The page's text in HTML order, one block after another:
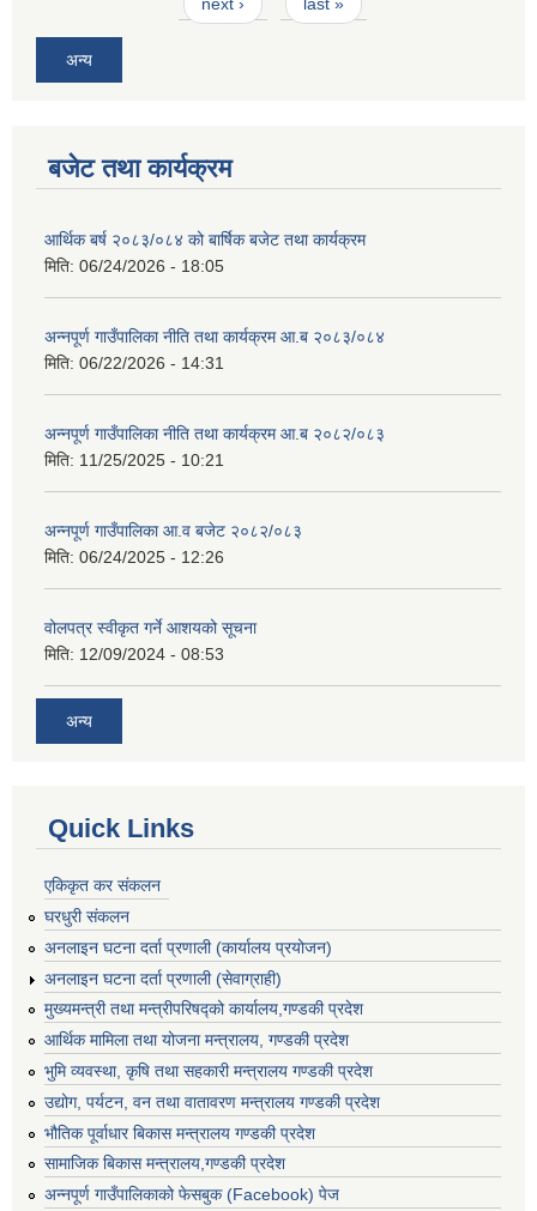
next › last »
अन्य
बजेट तथा कार्यक्रम
आर्थिक बर्ष २०८३/०८४ को बार्षिक बजेट तथा कार्यक्रम
मिति: 06/24/2026 - 18:05
अन्नपूर्ण गाउँपालिका नीति तथा कार्यक्रम आ.ब २०८३/०८४
मिति: 06/22/2026 - 14:31
अन्नपूर्ण गाउँपालिका नीति तथा कार्यक्रम आ.ब २०८२/०८३
मिति: 11/25/2025 - 10:21
अन्नपूर्ण गाउँपालिका आ.व बजेट २०८२/०८३
मिति: 06/24/2025 - 12:26
वोलपत्र स्वीकृत गर्ने आशयको सूचना
मिति: 12/09/2024 - 08:53
अन्य
Quick Links
एकिकृत कर संकलन
घरधुरी संकलन
अनलाइन घटना दर्ता प्रणाली (कार्यालय प्रयोजन)
अनलाइन घटना दर्ता प्रणाली (सेवाग्राही)
मुख्यमन्त्री तथा मन्त्रीपरिषद्को कार्यालय,गण्डकी प्रदेश
आर्थिक मामिला तथा योजना मन्त्रालय, गण्डकी प्रदेश
भुमि व्यवस्था, कृषि तथा सहकारी मन्त्रालय गण्डकी प्रदेश
उद्योग, पर्यटन, वन तथा वातावरण मन्त्रालय गण्डकी प्रदेश
भौतिक पूर्वाधार बिकास मन्त्रालय गण्डकी प्रदेश
सामाजिक बिकास मन्त्रालय,गण्डकी प्रदेश
अन्नपूर्ण गाउँपालिकाको फेसबुक (Facebook) पेज